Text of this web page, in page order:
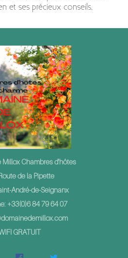
et ses précieux conseils.
Millox Chambres d'hôtes
de la Pipette
André-de-Seignanx
+33(0)6 84 79 64 07
GRATUIT